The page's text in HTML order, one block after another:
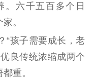
文化传承
紫艺舞台
。六千五百多个日
。
孩子需要成长，老
良传统浓缩成两个
重。